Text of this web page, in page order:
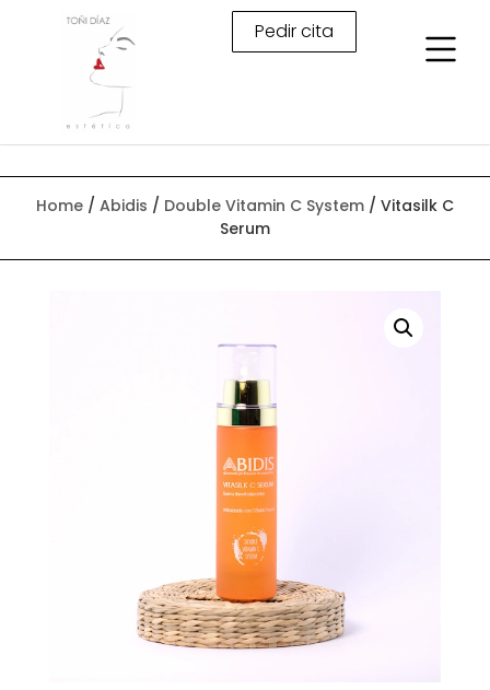
Pedir cita
Home / Abidis / Double Vitamin C System / Vitasilk C
Serum